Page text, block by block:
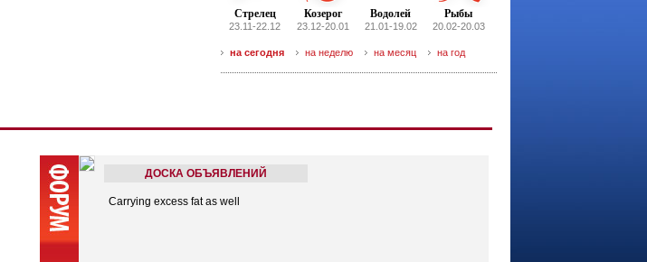
Стрелец
23.11-22.12
Козерог
23.12-20.01
Водолей
21.01-19.02
Рыбы
20.02-20.03
на сегодня на неделю на месяц на год
ДОСКА ОБЪЯВЛЕНИЙ
Carrying excess fat as well